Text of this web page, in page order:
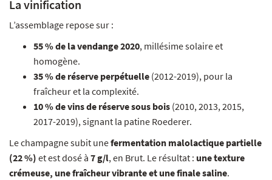
La vinification
L’assemblage repose sur :
55 % de la vendange 2020, millésime solaire et
homogène.
35 % de réserve perpétuelle (2012-2019), pour la
fraîcheur et la complexité.
10 % de vins de réserve sous bois (2010, 2013, 2015,
2017-2019), signant la patine Roederer.
Le champagne subit unefermentation malolactique partielle
(22 %) et est dosé à 7 g/l, en Brut. Le résultat : une texture
crémeuse, une fraîcheur vibrante et une finale saline.